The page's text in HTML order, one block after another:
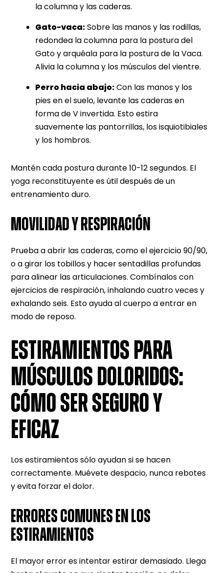
la columna y las caderas.
Gato-vaca:Sobre las manos y las rodillas,
redondea la columna para la postura del
Gato y arquéala para la postura de la Vaca.
Alivia la columna y los músculos del vientre.
Perro hacia abajo:Con las manos y los
pies en el suelo, levante las caderas en
forma de V invertida. Esto estira
suavemente las pantorrillas, los isquiotibiales
y los hombros.
Mantén cada postura durante 10-12 segundos. El
yoga reconstituyente es útil después de un
entrenamiento duro.
MOVILIDAD Y RESPIRACIÓN
Prueba a abrir las caderas, como el ejercicio 90/90,
o a girar los tobillos y hacer sentadillas profundas
para alinear las articulaciones. Combínalos con
ejercicios de respiración, inhalando cuatro veces y
exhalando seis. Esto ayuda al cuerpo a entrar en
modo de reposo.
ESTIRAMIENTOS PARA
MÚSCULOS DOLORIDOS:
CÓMO SER SEGURO Y
EFICAZ
Los estiramientos sólo ayudan si se hacen
correctamente. Muévete despacio, nunca rebotes
y evita forzar el dolor.
ERRORES COMUNES EN LOS
ESTIRAMIENTOS
El mayor error es intentar estirar demasiado. Llega